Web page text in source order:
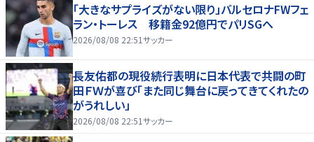
「大きなサプライズがない限り」バルセロナFWフェ
ラン・トーレス 移籍金92億円でパリSGへ
2026/08/08 22:51サッカー
長友佑都の現役続行表明に日本代表で共闘の町
田ＦＷが喜び「また同じ舞台に戻ってきてくれたの
がうれしい」
2026/08/08 22:51サッカー